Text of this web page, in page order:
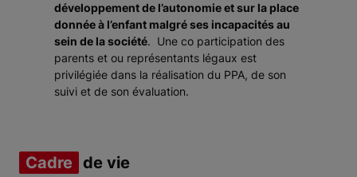
développement de l’autonomie et sur la place
donnée à l’enfant malgré ses incapacités au
sein de la société. Une co participation des
parents et ou représentants légaux est
privilégiée dans la réalisation du PPA, de son
suivi et de son évaluation.
Cadre de vie